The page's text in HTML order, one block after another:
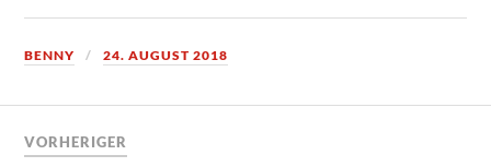
BENNY 24. AUGUST 2018
VORHERIGER